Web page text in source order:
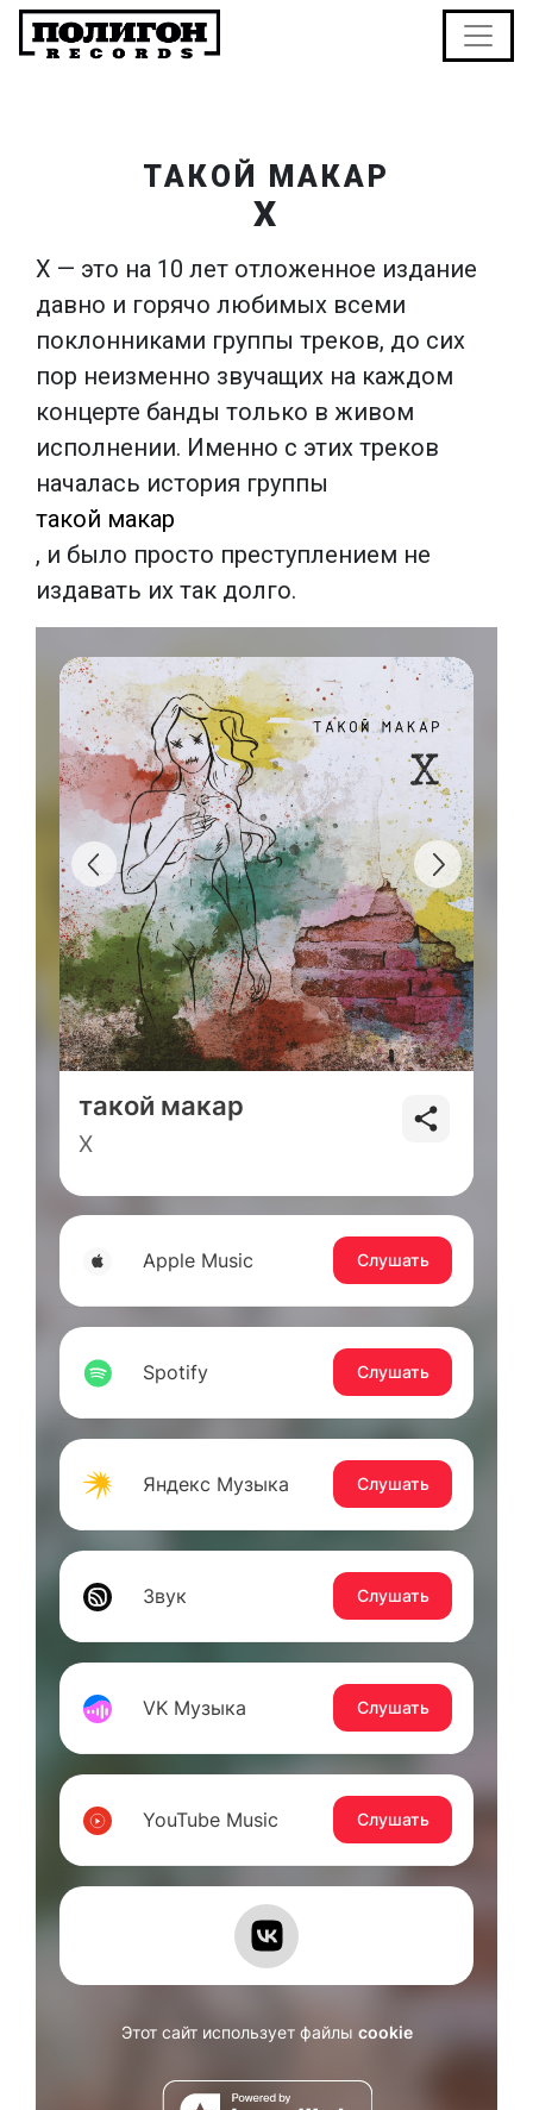
ТАКОЙ МАКАР
Х
Х — это на 10 лет отложенное издание
давно и горячо любимых всеми
поклонниками группы треков, до сих
пор неизменно звучащих на каждом
концерте банды только в живом
исполнении. Именно с этих треков
началась история группы
такой макар
, и было просто преступлением не
издавать их так долго.